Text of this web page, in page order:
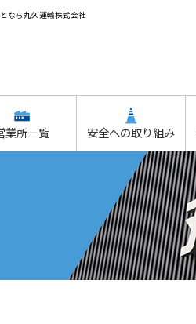
なら丸久運輸株式会社
業所一覧 安全への取り組み